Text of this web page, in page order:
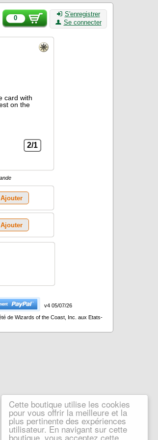
Cette boutique utilise les cookies
pour vous offrir la meilleure et la
plus pertinente des expériences
utilisateur. En navigant sur cette
boutique, vous acceptez cette
0
S'enregistrer
Se connecter
card with
on the
2/1
Ajouter
Ajouter
v4 05/07/26
de Wizards of the Coast, Inc. aux Etats-